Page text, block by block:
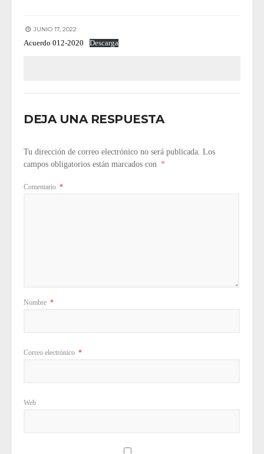
JUNIO 17, 2022
Acuerdo 012-2020 Descarga
DEJA UNA RESPUESTA
Tu dirección de correo electrónico no será publicada. Los
campos obligatorios están marcados con *
Comentario *
Nombre *
Correo electrónico *
Web